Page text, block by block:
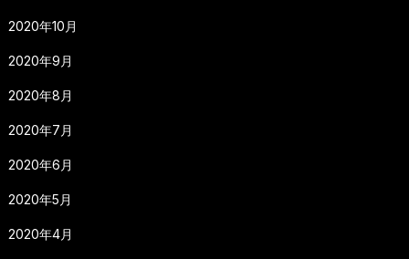
2020年10月
2020年9月
2020年8月
2020年7月
2020年6月
2020年5月
2020年4月